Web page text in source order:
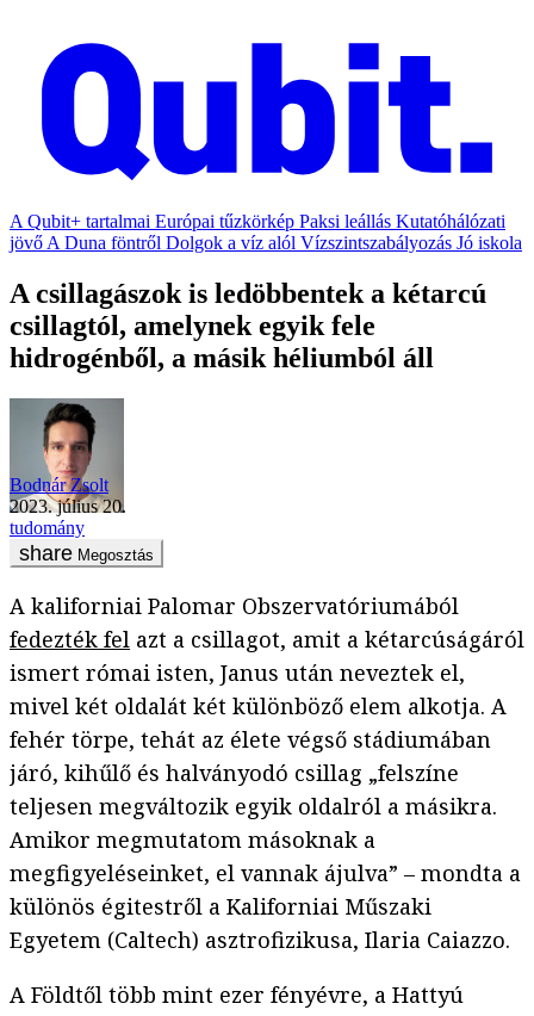
A Qubit+ tartalmai Európai tűzkörkép Paksi leállás Kutatóhálózati
jövő A Duna föntről Dolgok a víz alól Vízszintszabályozás Jó iskola
A csillagászok is ledöbbentek a kétarcú
csillagtól, amelynek egyik fele
hidrogénből, a másik héliumból áll
Bodnár Zsolt
2023. július 20.
tudomány
Megosztás
A kaliforniai Palomar Obszervatóriumából
fedezték fel azt a csillagot, amit a kétarcúságáról
ismert római isten, Janus után neveztek el,
mivel két oldalát két különböző elem alkotja. A
fehér törpe, tehát az élete végső stádiumában
járó, kihűlő és halványodó csillag „felszíne
teljesen megváltozik egyik oldalról a másikra.
Amikor megmutatom másoknak a
megfigyeléseinket, el vannak ájulva” – mondta a
különös égitestről a Kaliforniai Műszaki
Egyetem (Caltech) asztrofizikusa, Ilaria Caiazzo.
A Földtől több mint ezer fényévre, a Hattyú